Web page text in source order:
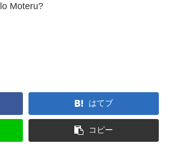
Moteru?
はてブ
コピー